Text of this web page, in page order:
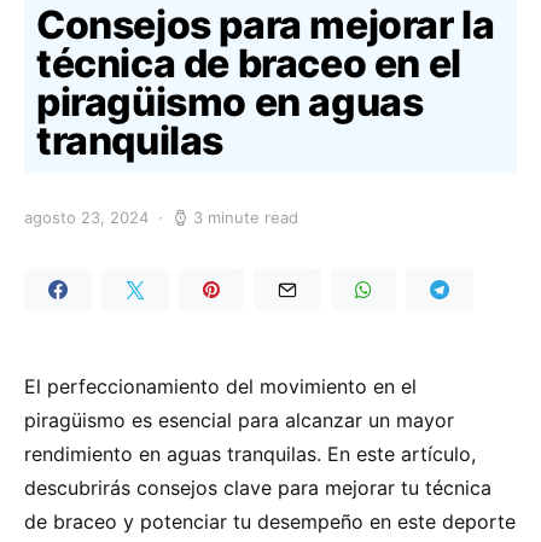
Consejos para mejorar la
técnica de braceo en el
piragüismo en aguas
tranquilas
agosto 23, 2024 3 minute read
El perfeccionamiento del movimiento en el
piragüismo es esencial para alcanzar un mayor
rendimiento en aguas tranquilas. En este artículo,
descubrirás consejos clave para mejorar tu técnica
de braceo y potenciar tu desempeño en este deporte